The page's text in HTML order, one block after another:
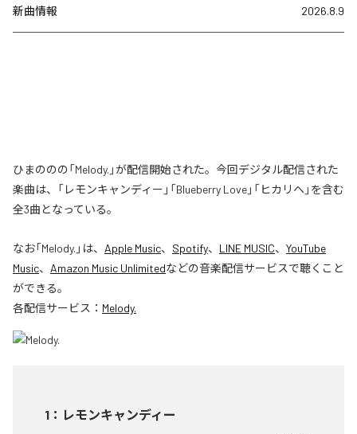
新曲情報 2026.8.9
ひまののの「Melody.」が配信開始された。今回デジタル配信された
楽曲は、「レモンキャンディー」「Blueberry Love」「ヒカリヘ」を含む
全3曲となっている。
なお「Melody. 」は、 Apple Music、 Spotify、 LINE MUSIC、 YouTube
Music、 Amazon Music Unlimitedなどの音楽配信サービスで聴くこと
ができる。
各配信サービス： Melody.
1 ： レモンキャンディー